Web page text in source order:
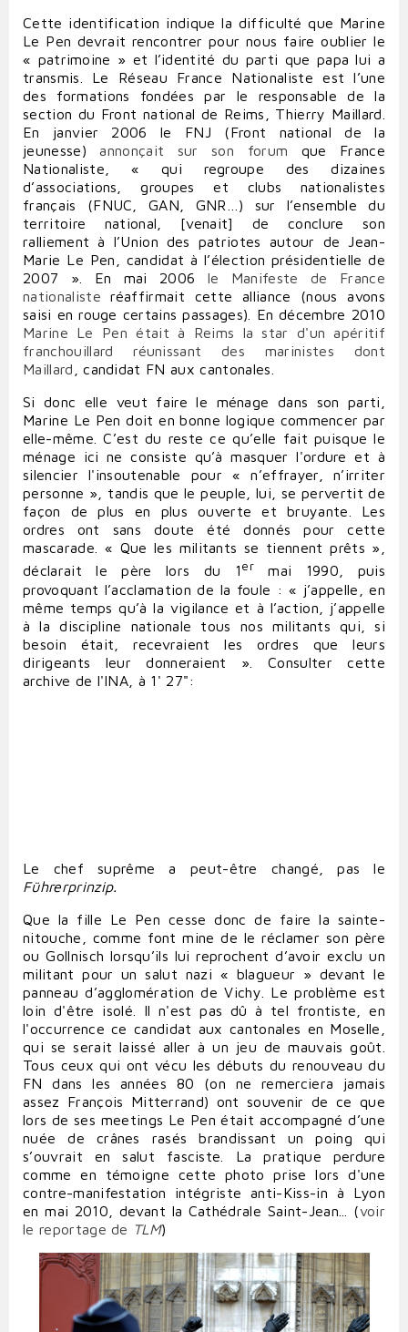
Cette identification indique la difficulté que Marine
Le Pen devrait rencontrer pour nous faire oublier le
« patrimoine » et l’identité du parti que papa lui a
transmis. Le Réseau France Nationaliste est l’une
des formations fondées par le responsable de la
section du Front national de Reims, Thierry Maillard.
En janvier 2006 le FNJ (Front national de la
jeunesse)annonçait sur son forum que France
Nationaliste, « qui regroupe des dizaines
d’associations, groupes et clubs nationalistes
français (FNUC, GAN, GNR…) sur l’ensemble du
territoire national, [venait] de conclure son
ralliement à l’Union des patriotes autour de Jean-
Marie Le Pen, candidat à l’élection présidentielle de
2007 ». En mai 2006 le Manifeste de France
nationaliste réaffirmait cette alliance (nous avons
saisi en rouge certains passages). En décembre 2010
Marine Le Pen était à Reims la star d'un apéritif
franchouillard réunissant des marinistes dont
Maillard , candidat FN aux cantonales.
Si donc elle veut faire le ménage dans son parti,
Marine Le Pen doit en bonne logique commencer par
elle-même. C’est du reste ce qu’elle fait puisque le
ménage ici ne consiste qu’à masquer l'ordure et à
silencier l'insoutenable pour « n’effrayer, n’irriter
personne », tandis que le peuple, lui, se pervertit de
façon de plus en plus ouverte et bruyante. Les
ordres ont sans doute été donnés pour cette
mascarade. « Que les militants se tiennent prêts »,
déclarait le père lors du 1er mai 1990, puis
provoquant l’acclamation de la foule : « j’appelle, en
même temps qu’à la vigilance et à l’action, j’appelle
à la discipline nationale tous nos militants qui, si
besoin était, recevraient les ordres que leurs
dirigeants leur donneraient ». Consulter cette
archive de l'INA, à 1' 27":
Le chef suprême a peut-être changé, pas le
Führerprinzip.
Que la fille Le Pen cesse donc de faire la sainte-
nitouche, comme font mine de le réclamer son père
ouGollnisch lorsqu’ils lui reprochent d’avoir exclu un
militant pour un salut nazi « blagueur » devant le
panneau d’agglomération de Vichy. Le problème est
loin d'être isolé. Il n'est pas dû à tel frontiste, en
l'occurrence ce candidat aux cantonales en Moselle,
qui se serait laissé aller à un jeu de mauvais goût.
Tous ceux qui ont vécu les débuts du renouveau du
FN dans les années 80 (on ne remerciera jamais
assez François Mitterrand) ont souvenir de ce que
lors de ses meetings Le Pen était accompagné d’une
nuée de crânes rasés brandissant un poing qui
s’ouvrait en salut fasciste. La pratique perdure
comme en témoigne cette photo prise lors d'une
contre-manifestation intégriste anti-Kiss-in à Lyon
en mai 2010, devant la Cathédrale Saint-Jean... (voir
le reportage de TLM)